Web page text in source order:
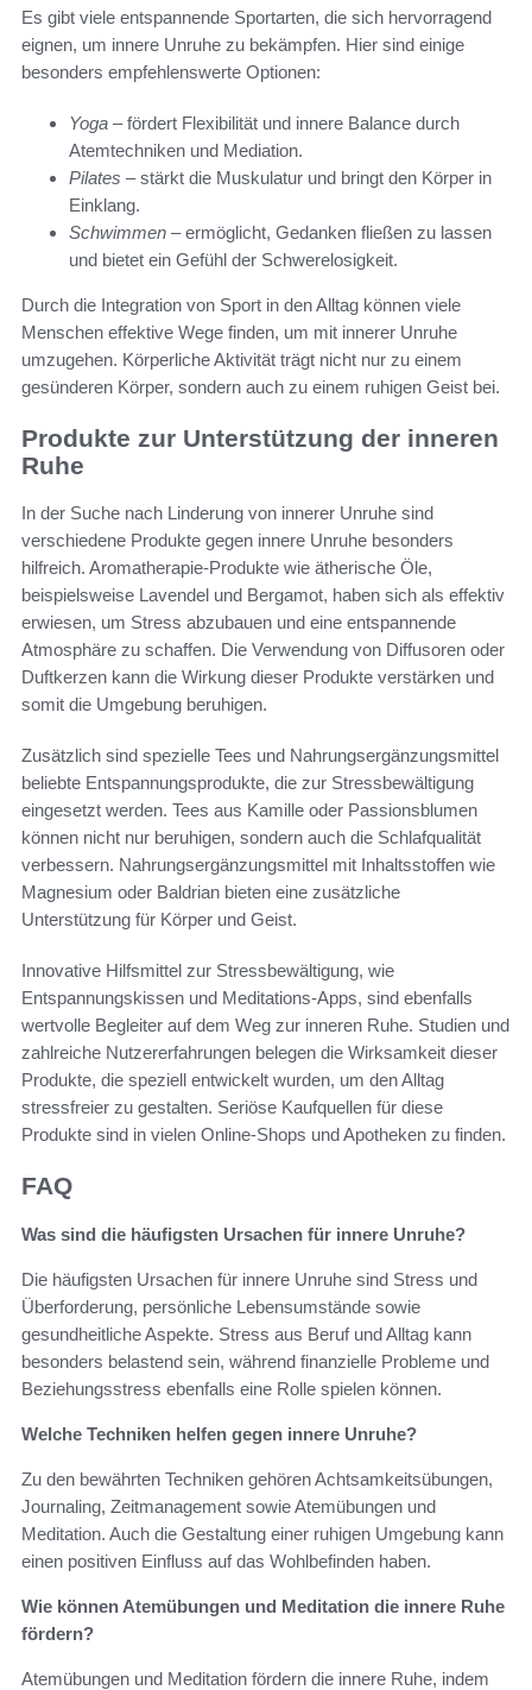
Es gibt viele entspannende Sportarten, die sich hervorragend
eignen, um innere Unruhe zu bekämpfen. Hier sind einige
besonders empfehlenswerte Optionen:
Yoga – fördert Flexibilität und innere Balance durch
Atemtechniken und Mediation.
Pilates – stärkt die Muskulatur und bringt den Körper in
Einklang.
Schwimmen – ermöglicht, Gedanken fließen zu lassen
und bietet ein Gefühl der Schwerelosigkeit.
Durch die Integration von Sport in den Alltag können viele
Menschen effektive Wege finden, um mit innerer Unruhe
umzugehen. Körperliche Aktivität trägt nicht nur zu einem
gesünderen Körper, sondern auch zu einem ruhigen Geist bei.
Produkte zur Unterstützung der inneren
Ruhe
In der Suche nach Linderung von innerer Unruhe sind
verschiedene Produkte gegen innere Unruhe besonders
hilfreich. Aromatherapie-Produkte wie ätherische Öle,
beispielsweise Lavendel und Bergamot, haben sich als effektiv
erwiesen, um Stress abzubauen und eine entspannende
Atmosphäre zu schaffen. Die Verwendung von Diffusoren oder
Duftkerzen kann die Wirkung dieser Produkte verstärken und
somit die Umgebung beruhigen.
Zusätzlich sind spezielle Tees und Nahrungsergänzungsmittel
beliebte Entspannungsprodukte, die zur Stressbewältigung
eingesetzt werden. Tees aus Kamille oder Passionsblumen
können nicht nur beruhigen, sondern auch die Schlafqualität
verbessern. Nahrungsergänzungsmittel mit Inhaltsstoffen wie
Magnesium oder Baldrian bieten eine zusätzliche
Unterstützung für Körper und Geist.
Innovative Hilfsmittel zur Stressbewältigung, wie
Entspannungskissen und Meditations-Apps, sind ebenfalls
wertvolle Begleiter auf dem Weg zur inneren Ruhe. Studien und
zahlreiche Nutzererfahrungen belegen die Wirksamkeit dieser
Produkte, die speziell entwickelt wurden, um den Alltag
stressfreier zu gestalten. Seriöse Kaufquellen für diese
Produkte sind in vielen Online-Shops und Apotheken zu finden.
FAQ
Was sind die häufigsten Ursachen für innere Unruhe?
Die häufigsten Ursachen für innere Unruhe sind Stress und
Überforderung, persönliche Lebensumstände sowie
gesundheitliche Aspekte. Stress aus Beruf und Alltag kann
besonders belastend sein, während finanzielle Probleme und
Beziehungsstress ebenfalls eine Rolle spielen können.
Welche Techniken helfen gegen innere Unruhe?
Zu den bewährten Techniken gehören Achtsamkeitsübungen,
Journaling, Zeitmanagement sowie Atemübungen und
Meditation. Auch die Gestaltung einer ruhigen Umgebung kann
einen positiven Einfluss auf das Wohlbefinden haben.
Wie können Atemübungen und Meditation die innere Ruhe
fördern?
Atemübungen und Meditation fördern die innere Ruhe, indem